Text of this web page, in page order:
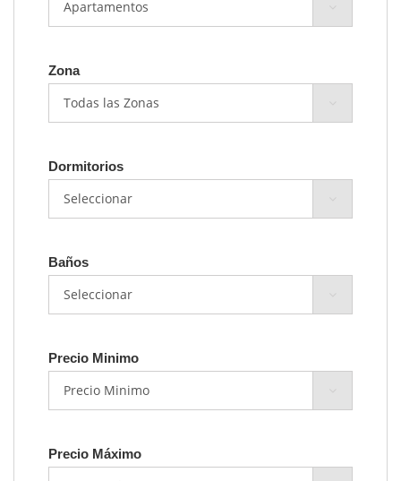
Zona
Dormitorios
Baños
Precio Minimo
Precio Máximo